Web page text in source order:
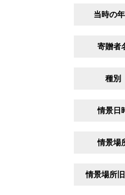
当時の
寄贈者
種別
情景日
情景場
情景場所